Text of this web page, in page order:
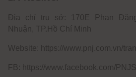
1. KaT Jewelry
2. D.dreamer Silver Jewelry
5. Maison Silver
Địa chỉ trụ sở: 170E Phan
Nhuận, TP.Hồ Chí Minh
Website: https://www.pnj.com.vn/
FB: https://www.facebook.com/